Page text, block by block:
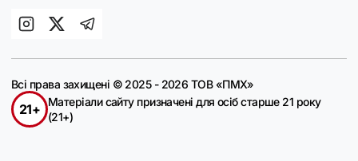
Всі права захищені © 2025 - 2026 ТОВ «ПМХ»
21+
Матеріали сайту призначені для осіб старше 21 року
(21+)